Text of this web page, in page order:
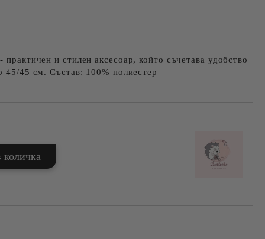
практичен и стилен аксесоар, който съчетава удобство
45/45 см. Състав: 100% полиестер